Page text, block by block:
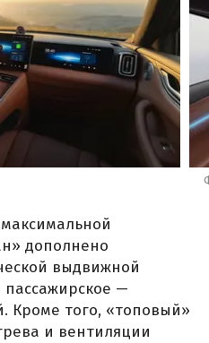
дополнено
выдвижной
—
Кроме того, «топовый»
и вентиляции